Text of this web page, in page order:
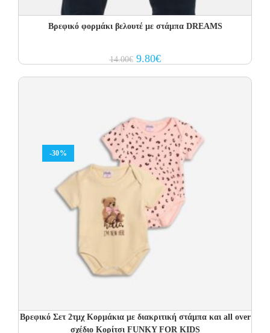
Βρεφικό φορμάκι βελουτέ με στάμπα DREAMS
14.00€ Original
price
9.80€Current
price
-30%
Βρεφικό Σετ 2τμχ Κορμάκια με διακριτική στάμπα και all over
σχέδιο Κορίτσι FUNKY FOR KIDS